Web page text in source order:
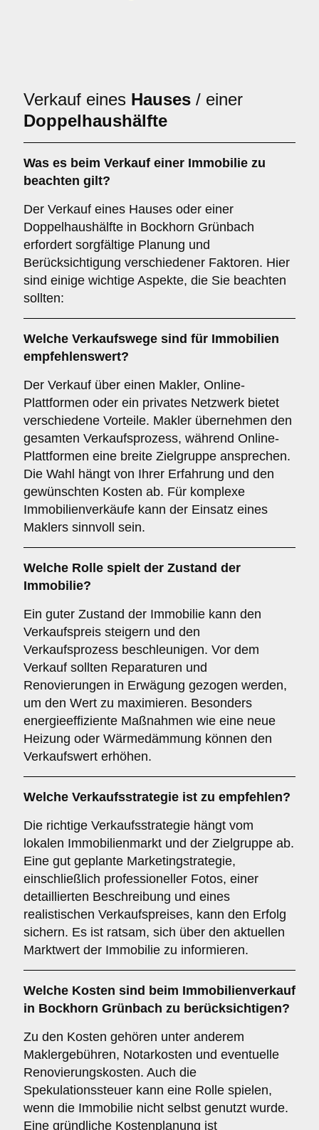
Verkauf eines Hauses / einer
Doppelhaushälfte
Was es beim Verkauf einer Immobilie zu
beachten gilt?
Der Verkauf eines Hauses oder einer
Doppelhaushälfte in Bockhorn Grünbach
erfordert sorgfältige Planung und
Berücksichtigung verschiedener Faktoren. Hier
sind einige wichtige Aspekte, die Sie beachten
sollten:
Welche Verkaufswege sind für Immobilien
empfehlenswert?
Der Verkauf über einen Makler, Online-
Plattformen oder ein privates Netzwerk bietet
verschiedene Vorteile. Makler übernehmen den
gesamten Verkaufsprozess, während Online-
Plattformen eine breite Zielgruppe ansprechen.
Die Wahl hängt von Ihrer Erfahrung und den
gewünschten Kosten ab. Für komplexe
Immobilienverkäufe kann der Einsatz eines
Maklers sinnvoll sein.
Welche Rolle spielt der Zustand der
Immobilie?
Ein guter Zustand der Immobilie kann den
Verkaufspreis steigern und den
Verkaufsprozess beschleunigen. Vor dem
Verkauf sollten Reparaturen und
Renovierungen in Erwägung gezogen werden,
um den Wert zu maximieren. Besonders
energieeffiziente Maßnahmen wie eine neue
Heizung oder Wärmedämmung können den
Verkaufswert erhöhen.
Welche Verkaufsstrategie ist zu empfehlen?
Die richtige Verkaufsstrategie hängt vom
lokalen Immobilienmarkt und der Zielgruppe ab.
Eine gut geplante Marketingstrategie,
einschließlich professioneller Fotos, einer
detaillierten Beschreibung und eines
realistischen Verkaufspreises, kann den Erfolg
sichern. Es ist ratsam, sich über den aktuellen
Marktwert der Immobilie zu informieren.
Welche Kosten sind beim Immobilienverkauf
in Bockhorn Grünbach zu berücksichtigen?
Zu den Kosten gehören unter anderem
Maklergebühren, Notarkosten und eventuelle
Renovierungskosten. Auch die
Spekulationssteuer kann eine Rolle spielen,
wenn die Immobilie nicht selbst genutzt wurde.
Eine gründliche Kostenplanung ist